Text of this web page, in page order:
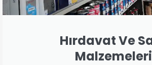
Hırdavat Ve
Malzemeleri